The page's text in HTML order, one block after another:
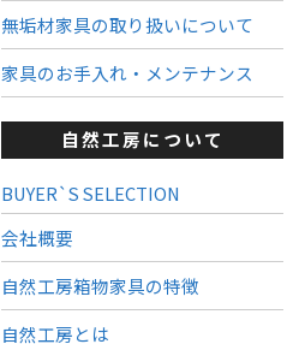
無垢材家具の取り扱いについて
家具のお手入れ・メンテナンス
自然工房について
BUYER`S SELECTION
会社概要
自然工房箱物家具の特徴
自然工房とは